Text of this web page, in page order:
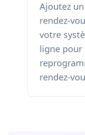
Ajoutez
rendez-
votre
ligne pour
rendez-